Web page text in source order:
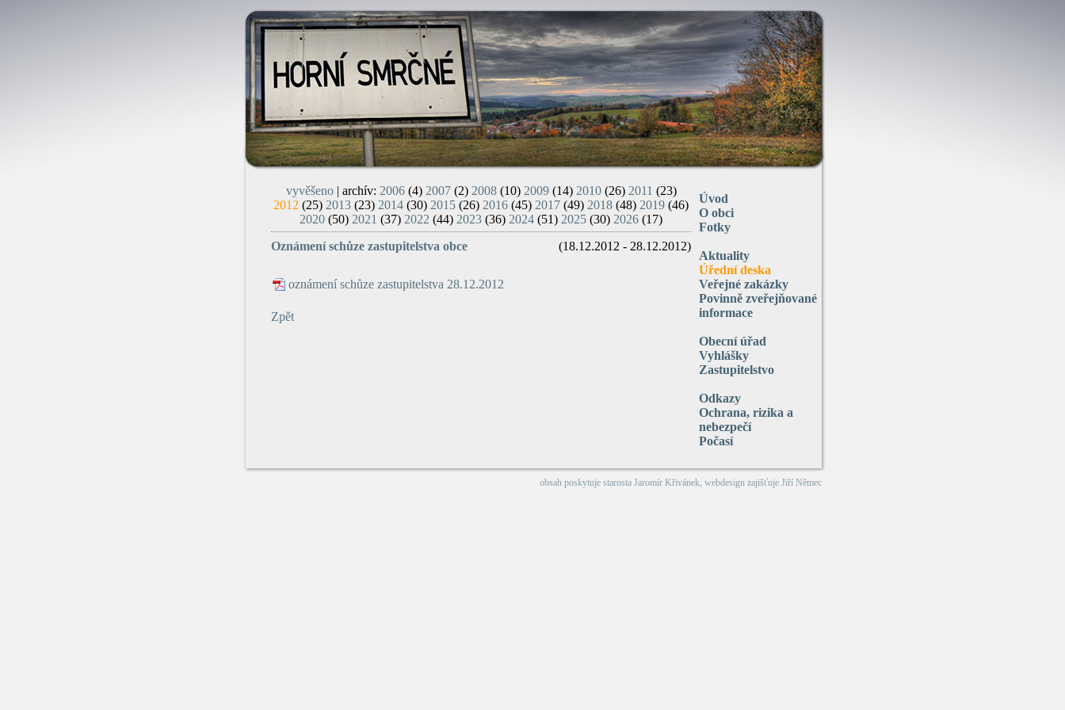
vyvěšeno| archív: 2006 (4) 2007 (2) 2008 (10) 2009 (14) 2010 (26) 2011 (23)
2012 (25) 2013 (23) 2014 (30) 2015 (26) 2016 (45) 2017 (49) 2018 (48) 2019 (46)
2020 (50) 2021 (37) 2022 (44) 2023 (36) 2024 (51) 2025 (30) 2026 (17)
Oznámení schůze zastupitelstva obce
(18.12.2012 - 28.12.2012)
oznámení schůze zastupitelstva 28.12.2012
Zpět
Úvod
O obci
Fotky
Aktuality
Úřední deska
Veřejné zakázky
Povinně zveřejňované
informace
Obecní úřad
Vyhlášky
Zastupitelstvo
Odkazy
Ochrana, rizika a
nebezpečí
Počasí
obsah poskytuje starosta Jaromír Křivánek, webdesign zajišťuje Jiří Němec